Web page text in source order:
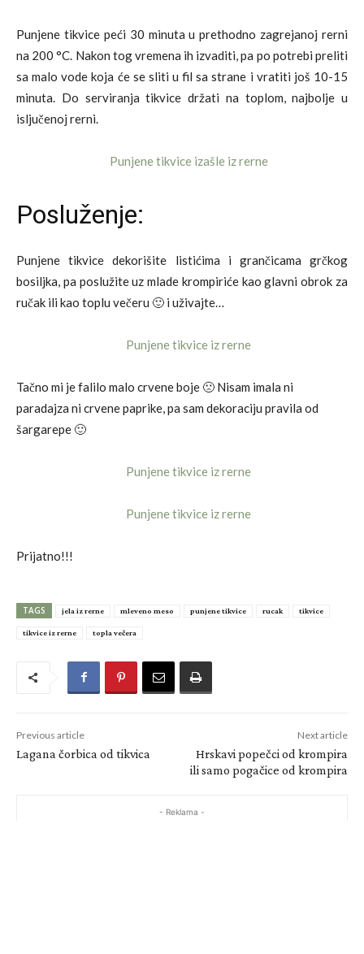
Punjene tikvice peći 30 minuta u prethodno zagrejanoj rerni
na 200 °C. Nakon tog vremena ih izvaditi, pa po potrebi preliti
sa malo vode koja će se sliti u fil sa strane i vratiti još 10-15
minuta. Do serviranja tikvice držati na toplom, najbolje u
isljučenoj rerni.
Posluženje:
Punjene tikvice dekorišite listićima i grančicama grčkog
bosiljka, pa poslužite uz mlade krompiriće kao glavni obrok za
ručak ili kao toplu večeru 🙂 i uživajte…
Tačno mi je falilo malo crvene boje 🙁 Nisam imala ni
paradajza ni crvene paprike, pa sam dekoraciju pravila od
šargarepe 🙂
Prijatno!!!
TAGS jela iz rerne mleveno meso punjene tikvice rucak tikvice
tikvice iz rerne topla večera
Previous article
Lagana čorbica od tikvica
Next article
Hrskavi popečci od krompira
ili samo pogačice od krompira
- Reklama -